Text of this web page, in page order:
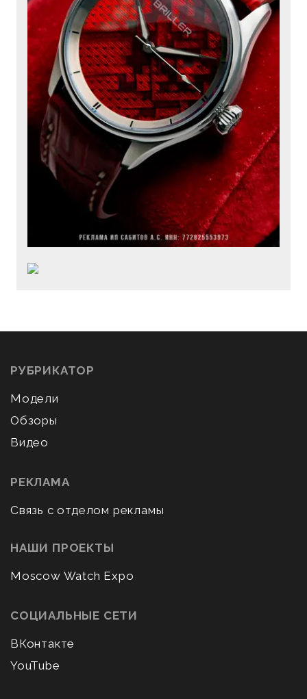
РУБРИКАТОР
Модели
Обзоры
Видео
РЕКЛАМА
Связь с отделом рекламы
НАШИ ПРОЕКТЫ
Moscow Watch Expo
СОЦИАЛЬНЫЕ СЕТИ
ВКонтакте
YouTube